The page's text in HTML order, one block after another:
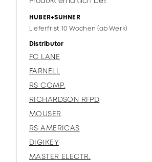
HUBER+SUHNER
Lieferfrist 10 Wochen (ab Werk)
Distributor
FC LANE
FARNELL
RS COMP.
RICHARDSON RFPD
MOUSER
RS AMERICAS
DIGIKEY
MASTER ELECTR.